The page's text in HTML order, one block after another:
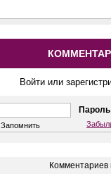
Войти или
Пароль
Запомнить
Комментариев